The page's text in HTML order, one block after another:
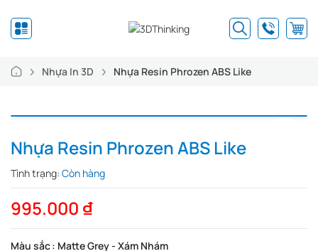
Nhựa In 3D Nhựa Resin Phrozen ABS Like
Nhựa Resin Phrozen ABS Like
Tình trạng: Còn hàng
995.000 ₫
Màu sắc: Matte Grey - Xám Nhám